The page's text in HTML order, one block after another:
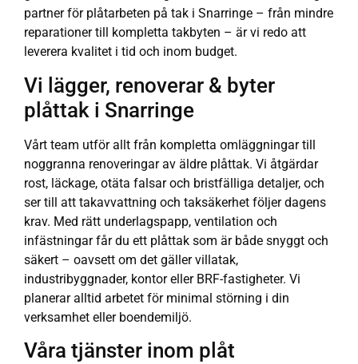
partner för plåtarbeten på tak i Snarringe – från mindre
reparationer till kompletta takbyten – är vi redo att
leverera kvalitet i tid och inom budget.
Vi lägger, renoverar & byter
plåttak i Snarringe
Vårt team utför allt från kompletta omläggningar till
noggranna renoveringar av äldre plåttak. Vi åtgärdar
rost, läckage, otäta falsar och bristfälliga detaljer, och
ser till att takavvattning och taksäkerhet följer dagens
krav. Med rätt underlagspapp, ventilation och
infästningar får du ett plåttak som är både snyggt och
säkert – oavsett om det gäller villatak,
industribyggnader, kontor eller BRF-fastigheter. Vi
planerar alltid arbetet för minimal störning i din
verksamhet eller boendemiljö.
Våra tjänster inom plåt